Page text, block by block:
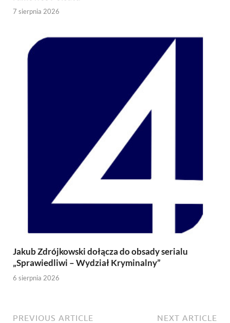
7 sierpnia 2026
Jakub Zdrójkowski dołącza do obsady serialu
„Sprawiedliwi – Wydział Kryminalny”
6 sierpnia 2026
PREVIOUS ARTICLE NEXT ARTICLE